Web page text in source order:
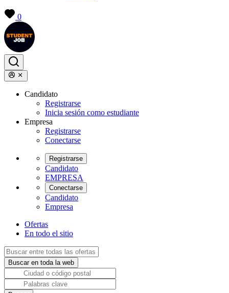
0
Candidato
Registrarse
Inicia sesión como estudiante
Empresa
Registrarse
Conectarse
Registrarse
Candidato
EMPRESA
Conectarse
Candidato
Empresa
Ofertas
En todo el sitio